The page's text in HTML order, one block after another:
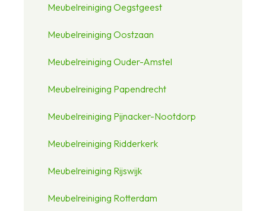
Meubelreiniging Oegstgeest
Meubelreiniging Oostzaan
Meubelreiniging Ouder-Amstel
Meubelreiniging Papendrecht
Meubelreiniging Pijnacker-Nootdorp
Meubelreiniging Ridderkerk
Meubelreiniging Rijswijk
Meubelreiniging Rotterdam